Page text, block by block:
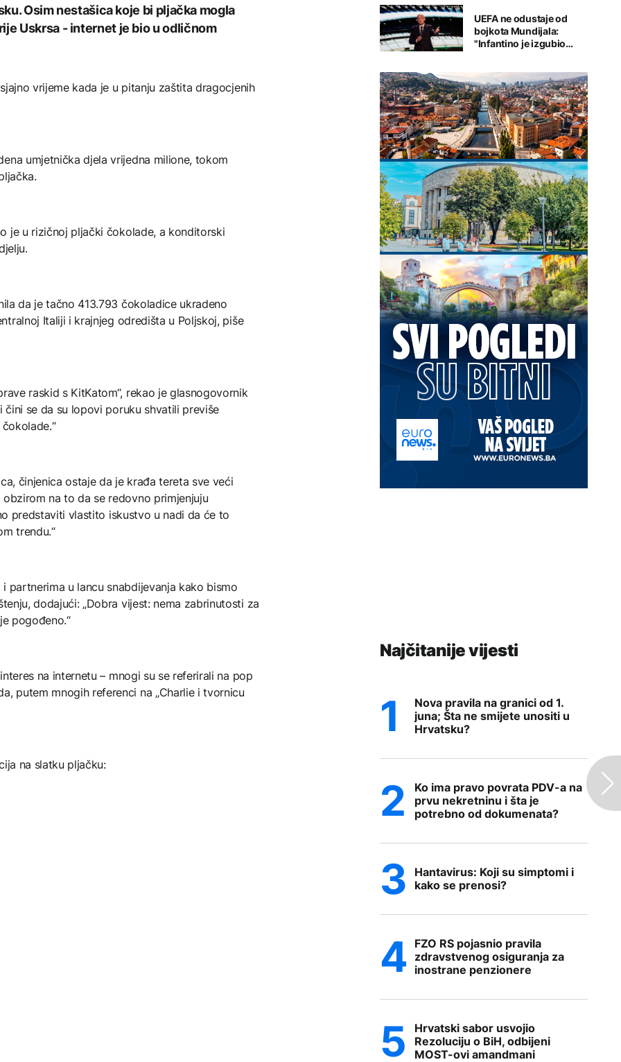
Osim nestašica koje bi pljačka mogla
Uskrsa - internet je bio u odličnom
vrijeme kada je u pitanju zaštita dragocjenih
umjetnička djela vrijedna milione, tokom
je u rizičnoj pljački čokolade, a konditorski
da je tačno 413.793 čokoladice ukradeno
Italiji i krajnjeg odredišta u Poljskoj, piše
raskid s KitKatom“, rekao je glasnogovornik
čini se da su lopovi poruku shvatili previše
činjenica ostaje da je krađa tereta sve veći
na to da se redovno primjenjuju
predstaviti vlastito iskustvo u nadi da će to
trendu.“
partnerima u lancu snabdijevanja kako bismo
dodajući: „Dobra vijest: nema zabrinutosti za
pogođeno.“
na internetu – mnogi su se referirali na pop
putem mnogih referenci na „Charlie i tvornicu
na slatku pljačku:
UEFA ne odustaje od
bojkota Mundijala:
"Infantino je izgubio
Najčitanije vijesti
Nova pravila na granici od 1.
juna; Šta ne smijete unositi u
Hrvatsku?
Ko ima pravo povrata PDV-a na
prvu nekretninu i šta je
potrebno od dokumenata?
Hantavirus: Koji su simptomi i
kako se prenosi?
FZO RS pojasnio pravila
zdravstvenog osiguranja za
inostrane penzionere
Hrvatski sabor usvojio
Rezoluciju o BiH, odbijeni
MOST-ovi amandmani